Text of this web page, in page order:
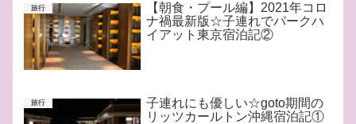
旅行
【朝食・プール編】2021年コロ
ナ禍最新版☆子連れでパークハ
イアット東京宿泊記②
旅行
子連れにも優しい☆goto期間の
リッツカールトン沖縄宿泊記①